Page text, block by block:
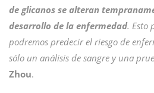
de glicanos se alteran
desarrollo de la enfermedad. Esto
podremos predecir el riesgo de
sólo un análisis de sangre y una
Zhou.